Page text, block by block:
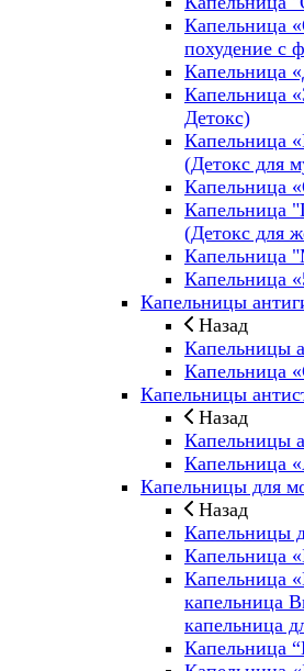
Капельница
похудение с
Капельница
Капельница
Детокс)
Капельница
(Детокс для
Капельница
Капельница
(Детокс для
Капельница
Капельница
Капельницы
Назад
Капельницы
Капельница
Капельницы
Назад
Капельницы
Капельница
Капельницы для
Назад
Капельницы
Капельница
Капельница
капельница
капельница
Капельница